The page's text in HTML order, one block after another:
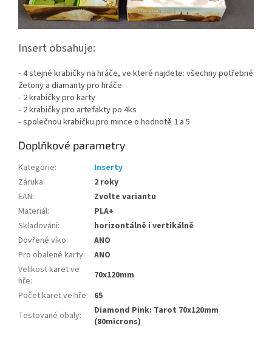
Insert obsahuje:
- 4 stejné krabičky na hráče, ve které najdete: všechny potřebné
žetony a diamanty pro hráče
- 2 krabičky pro karty
- 2 krabičky pro artefakty po 4ks
- společnou krabičku pro mince o hodnotě 1 a 5
Doplňkové parametry
Kategorie:
Inserty
Záruka:
2 roky
EAN:
Zvolte variantu
Materiál:
PLA+
Skladování:
horizontálně i vertikálně
Dovřené víko:
ANO
Pro obalené karty:
ANO
Velikost karet ve
hře:
70x120mm
Počet karet ve hře: 65
Testované obaly:
Diamond Pink: Tarot 70x120mm
(80microns)